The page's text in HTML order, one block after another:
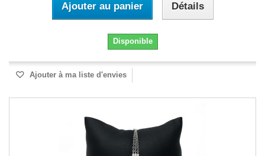
Ajouter au panier Détails
Disponible
Ajouter à ma liste d'envies